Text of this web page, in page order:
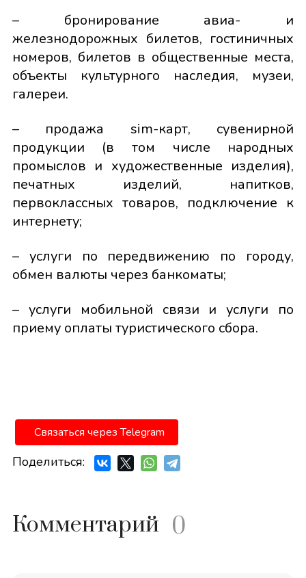
– бронирование авиа- и
железнодорожных билетов, гостиничных
номеров, билетов в общественные места,
объекты культурного наследия, музеи,
галереи.
– продажа sim-карт, сувенирной
продукции (в том числе народных
промыслов и художественные изделия),
печатных изделий, напитков,
первоклассных товаров, подключение к
интернету;
– услуги по передвижению по городу,
обмен валюты через банкоматы;
– услуги мобильной связи и услуги по
приему оплаты туристического сбора.
Связаться через Telegram
Поделиться:
Комментарий 0